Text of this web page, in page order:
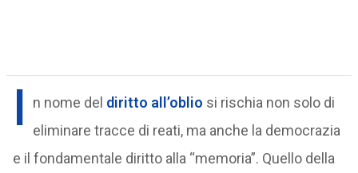
I n nome del diritto all’oblio si rischia non solo di
eliminare tracce di reati, ma anche la democrazia
e il fondamentale diritto alla “memoria”. Quello della